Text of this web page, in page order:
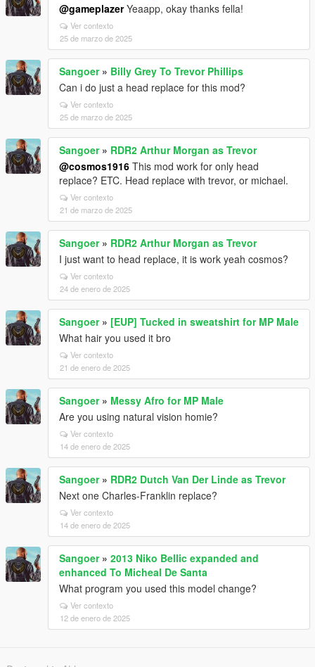
@gameplazerYeaapp, okay thanks fella!
Ver contexto
25 de marzo de 2025
Sangoer» Billy Grey To Trevor Phillips
Can i do just a head replace for this mod?
Ver contexto
25 de marzo de 2025
Sangoer» RDR2 Arthur Morgan as Trevor
@cosmos1916 This mod work for only head
replace? ETC. Head replace with trevor, or michael.
Ver contexto
21 de marzo de 2025
Sangoer» RDR2 Arthur Morgan as Trevor
I just want to head replace, it is work yeah cosmos?
Ver contexto
24 de enero de 2025
Sangoer» [EUP] Tucked in sweatshirt for MP Male
What hair you used it bro
Ver contexto
21 de enero de 2025
Sangoer» Messy Afro for MP Male
Are you using natural vision homie?
Ver contexto
14 de enero de 2025
Sangoer» RDR2 Dutch Van Der Linde as Trevor
Next one Charles-Franklin replace?
Ver contexto
14 de enero de 2025
Sangoer» 2013 Niko Bellic expanded and
enhanced To Micheal De Santa
What program you used this model change?
Ver contexto
12 de enero de 2025